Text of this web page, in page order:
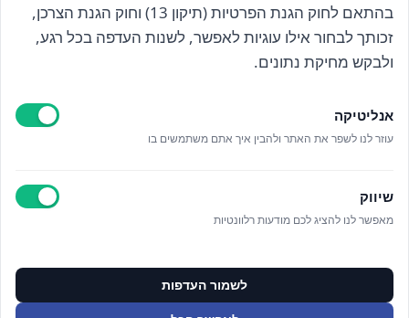
קראתי ואני מאשר/ת את
כל הזכויות שמורות אנה ויסטריך
ניהול מידע אישי
ניהול עוגיות
בהתאם לחוק הגנת הפרטיות (תיקון 13) וחוק הגנת הצרכן,
זכותך לבחור אילו עוגיות לאפשר, לשנות העדפה בכל רגע,
ולבקש מחיקת נתונים.
אנליטיקה
עוזר לנו לשפר את האתר ולהבין איך אתם משתמשים בו
שיווק
מאפשר לנו להציג לכם מודעות רלוונטיות
לשמור העדפות